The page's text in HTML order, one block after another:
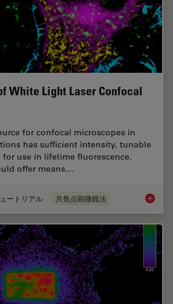
White Light Laser Confocal
for confocal microscopes in
has sufficient intensity, tunable
use in lifetime fluorescence.
offer means…
ートリアル 共焦点顕微鏡法 The